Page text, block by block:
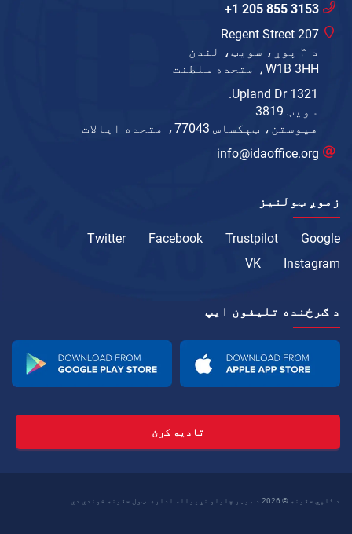
+1 205 855 3153
207 Regent Street
د ۳ پوړ، سویټ، لندن
W1B 3HH، متحده سلطنت
1321 Upland Dr.
سویټ 3819
هیوستن، ټېکساس 77043، متحده ایالات
info@idaoffice.org
زموږ ټولنیز
Google
Trustpilot
Facebook
Twitter
Instagram
VK
د ګرځنده تلیفون ايپ
تادیه کړئ
د کاپي حقونه © 2026 د موټر چلولو نړیواله اداره. ټول حقونه خوندي دي